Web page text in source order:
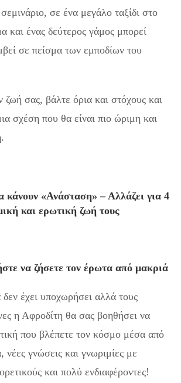
σε ένα μεγάλο ταξίδι στο
και ένας δεύτερος γάμος μπορεί
σε πείσμα των εμποδίων του
ζωή σας, βάλτε όρια και στόχους και
σχέση που θα είναι πιο ώριμη και
κάνουν «Ανάσταση» – Αλλάζει για 4
και ερωτική ζωή τους
να ζήσετε τον έρωτα από μακριά
έχει υποχωρήσει αλλά τους
η Αφροδίτη θα σας βοηθήσει να
που βλέπετε τον κόσμο μέσα από
νέες γνώσεις και γνωριμίες με
και πολύ ενδιαφέροντες!